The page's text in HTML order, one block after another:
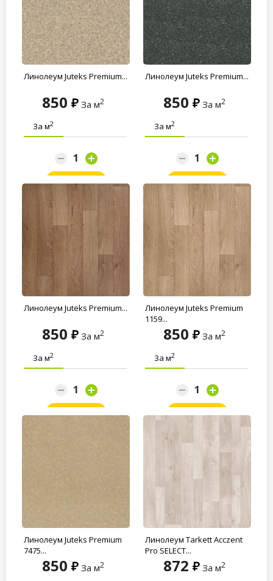
Линолеум Juteks Premium...
850 За м2
За м2
Линолеум Juteks Premium...
850 За м2
За м2
Линолеум Juteks Premium...
850 За м2
За м2
Линолеум Juteks Premium
1159...
850 За м2
За м2
Линолеум Juteks Premium
7475...
850 За м2
Линолеум Tarkett Acczent
Pro SELECT...
872 За м2